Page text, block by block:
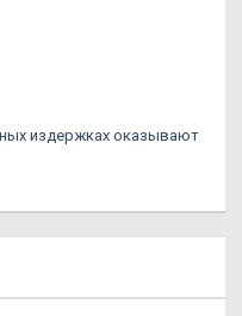
издержках оказывают